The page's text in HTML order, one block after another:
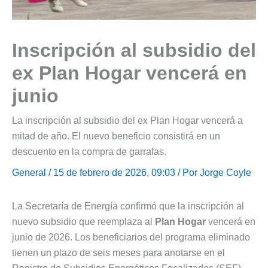
Inscripción al subsidio del
ex Plan Hogar vencerá en
junio
La inscripción al subsidio del ex Plan Hogar vencerá a
mitad de año. El nuevo beneficio consistirá en un
descuento en la compra de garrafas.
General / 15 de febrero de 2026, 09:03 / Por Jorge Coyle
La Secretaría de Energía confirmó que la inscripción al
nuevo subsidio que reemplaza al
Plan Hogar vencerá en
junio de 2026. Los beneficiarios del programa eliminado
tienen un plazo de seis meses para anotarse en el